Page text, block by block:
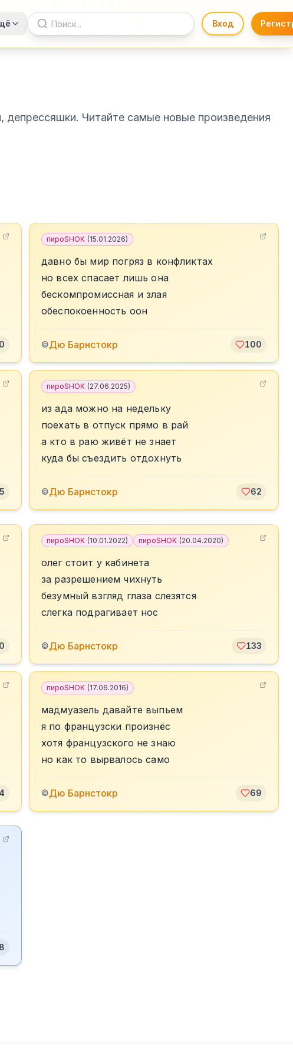
Вход
Читайте самые новые произведения
пироSHOK (15.01.2026)
давно бы мир погряз в конфликтах
но всех спасает лишь она
бескомпромиссная и злая
обеспокоенность оон
©Дю Барнстокр 100
пироSHOK (27.06.2025)
из ада можно на недельку
поехать в отпуск прямо в рай
а кто в раю живёт не знает
куда бы съездить отдохнуть
©Дю Барнстокр 62
пироSHOK (10.01.2022) пироSHOK (20.04.2020)
олег стоит у кабинета
за разрешением чихнуть
безумный взгляд глаза слезятся
слегка подрагивает нос
©Дю Барнстокр 133
пироSHOK (17.06.2016)
мадмуазель давайте выпьем
я по французски произнёс
хотя французского не знаю
но как то вырвалось само
©Дю Барнстокр 69